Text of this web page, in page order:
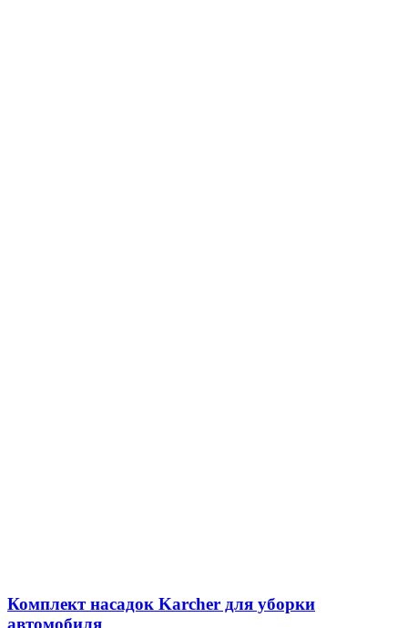
Комплект насадок Karcher для уборки
автомобиля